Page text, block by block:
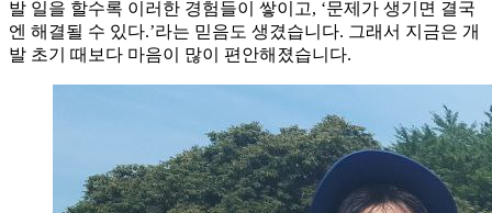
발 일을 할수록 이러한 경험들이 쌓이고, ‘문제가 생기면 결국
엔 해결될 수 있다.’라는 믿음도 생겼습니다. 그래서 지금은 개
발 초기 때보다 마음이 많이 편안해졌습니다.